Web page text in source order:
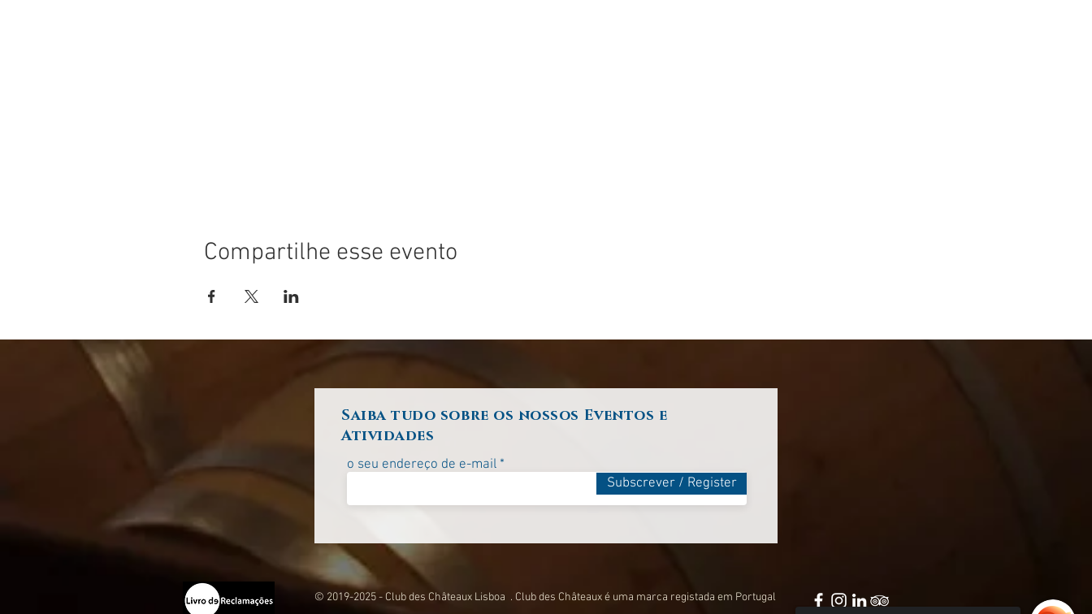
Compartilhe esse evento
Saiba tudo sobre os nossos Eventos e
Atividades
o seu endereço de e-mail
Subscrever / Register
© 2019-2025 - Club des Châteaux Lisboa . Club des Châteaux é uma marca registada em Portugal